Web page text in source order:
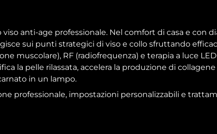
anti-age professionale. Nel comfort di casa e con
sui punti strategici di viso e collo sfruttando
muscolare), RF (radiofrequenza) e terapia a luce
la pelle rilassata, accelera la produzione di
in un lampo.
professionale, impostazioni personalizzabili e